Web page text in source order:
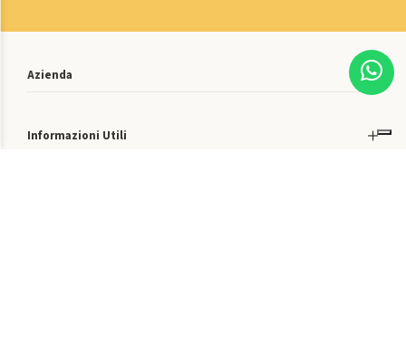
Azienda
Informazioni Utili